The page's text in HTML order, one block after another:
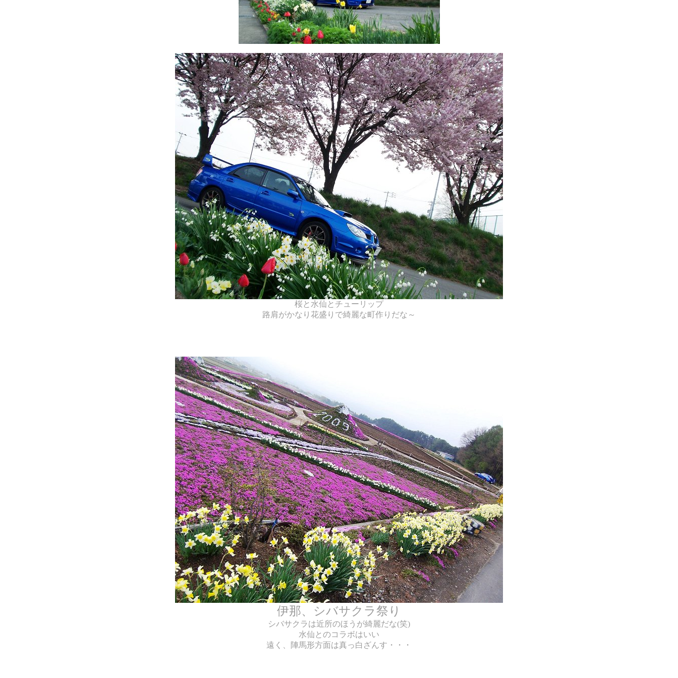
桜と水仙とチューリップ
路肩がかなり花盛りで綺麗な町作りだな～
伊那、シバサクラ祭り
シバサクラは近所のほうが綺麗だな(笑)
水仙とのコラボはいい
遠く、陣馬形方面は真っ白ざんす・・・